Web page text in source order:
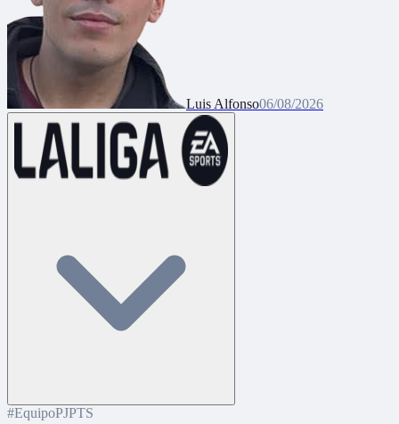
Luis Alfonso06/08/2026
#EquipoPJPTS